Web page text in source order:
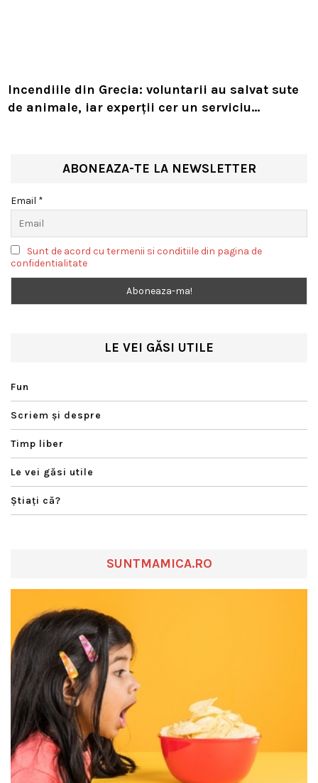
Incendiile din Grecia: voluntarii au salvat sute
de animale, iar experții cer un serviciu
ABONEAZA-TE LA NEWSLETTER
Email *
Sunt de acord cu termenii si conditiile din pagina de
confidentialitate
LE VEI GĂSI UTILE
Fun
Scriem şi despre
Timp liber
Le vei găsi utile
Ştiaţi că?
SUNTMAMICA.RO